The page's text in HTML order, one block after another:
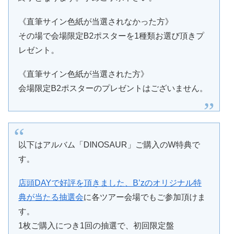
《直筆サイン色紙が当選されなかった方》
その場で会場限定B2ポスターを1種類お選び頂きプ
レゼント。
《直筆サイン色紙が当選された方》
会場限定B2ポスターのプレゼントはございません。
以下はアルバム「DINOSAUR」ご購入のW特典で
す。
店頭DAYで好評を頂きました、B’zのオリジナル特
典が当たる抽選会に各ツアー会場でもご参加頂けま
す。
1枚ご購入につき1回の抽選で、初回限定盤